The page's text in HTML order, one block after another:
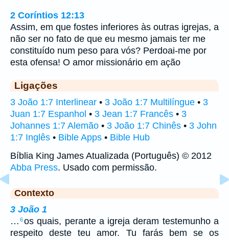
2 Coríntios 12:13
Assim, em que fostes inferiores às outras igrejas, a
não ser no fato de que eu mesmo jamais ter me
constituído num peso para vós? Perdoai-me por
esta ofensa! O amor missionário em ação
Ligações
3 João 1:7 Interlinear • 3 João 1:7 Multilíngue • 3
Juan 1:7 Espanhol • 3 Jean 1:7 Francês • 3
Johannes 1:7 Alemão • 3 João 1:7 Chinês • 3 John
1:7 Inglês • Bible Apps • Bible Hub
Bíblia King James Atualizada (Português) © 2012
Abba Press. Usado com permissão.
Contexto
3 João 1
… 6os quais, perante a igreja deram testemunho a
respeito deste teu amor. Tu farás bem se os